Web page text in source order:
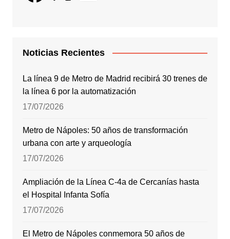
Noticias Recientes
La línea 9 de Metro de Madrid recibirá 30 trenes de
la línea 6 por la automatización
17/07/2026
Metro de Nápoles: 50 años de transformación
urbana con arte y arqueología
17/07/2026
Ampliación de la Línea C-4a de Cercanías hasta
el Hospital Infanta Sofía
17/07/2026
El Metro de Nápoles conmemora 50 años de